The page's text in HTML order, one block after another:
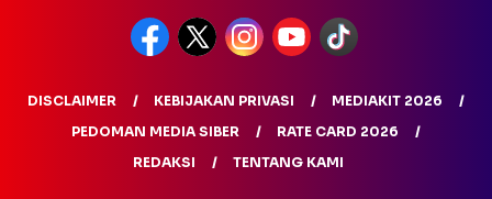
DISCLAIMER KEBIJAKAN PRIVASI
MEDIAKIT 2026
PEDOMAN MEDIA SIBER
RATE CARD 2026
REDAKSI
TENTANG KAMI